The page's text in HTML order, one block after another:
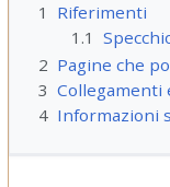
1
Riferimenti
1.1
2 Pagine che
3 Collegamenti
4 Informazioni